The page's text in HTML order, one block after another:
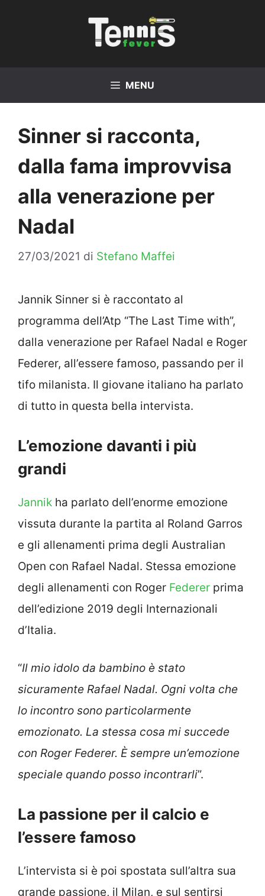
MENU
Sinner si racconta,
dalla fama improvvisa
alla venerazione per
Nadal
27/03/2021 di Stefano Maffei
Jannik Sinner si è raccontato al
programma dell’Atp “The Last Time with”,
dalla venerazione per Rafael Nadal e Roger
Federer, all’essere famoso, passando per il
tifo milanista. Il giovane italiano ha parlato
di tutto in questa bella intervista.
L’emozione davanti i più
grandi
Jannik ha parlato dell’enorme emozione
vissuta durante la partita al Roland Garros
e gli allenamenti prima degli Australian
Open con Rafael Nadal. Stessa emozione
degli allenamenti con Roger Federer prima
dell’edizione 2019 degli Internazionali
d’Italia.
“Il mio idolo da bambino è stato
sicuramente Rafael Nadal. Ogni volta che
lo incontro sono particolarmente
emozionato. La stessa cosa mi succede
con Roger Federer. È sempre un’emozione
speciale quando posso incontrarli”.
La passione per il calcio e
l’essere famoso
L’intervista si è poi spostata sull’altra sua
grande passione, il Milan, e sul sentirsi